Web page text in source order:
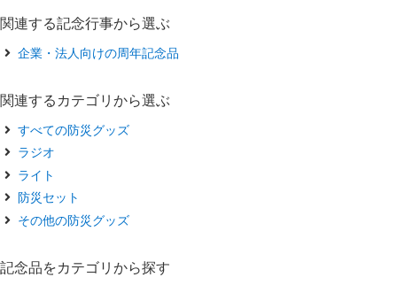
関連する記念行事から選ぶ
企業・法人向けの周年記念品
関連するカテゴリから選ぶ
すべての防災グッズ
ラジオ
ライト
防災セット
その他の防災グッズ
記念品をカテゴリから探す